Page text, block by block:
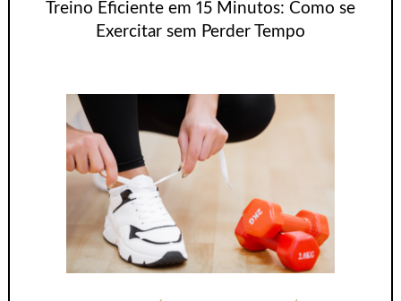
Treino Eficiente em 15 Minutos: Como se
Exercitar sem Perder Tempo